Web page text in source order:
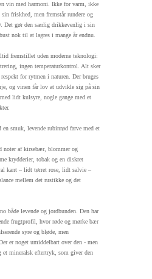
vin med harmoni. Ikke for varm, ikke
friskhed, men fremstår rundere og
Det gør den særlig drikkevenlig i sin
nok til at lagres i mange år endnu.
fremstillet uden moderne teknologi:
ingen temperaturkontrol. Alt sker
for rytmen i naturen. Der bruges
og vinen får lov at udvikle sig på sin
lidt kulsyre, nogle gange med et
en smuk, levende rubinrød farve med et
noter af kirsebær, blommer og
krydderier, tobak og en diskret
kant – lidt tørret rose, lidt salvie –
mellem det rustikke og det
både levende og jordbunden. Den har
frugtprofil, hvor røde og mørke bær
syre og bløde, men
er noget umiddelbart over den - men
et mineralsk eftertryk, som giver den